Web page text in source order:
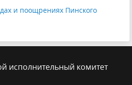
и поощрениях Пинского
исполнительный комитет